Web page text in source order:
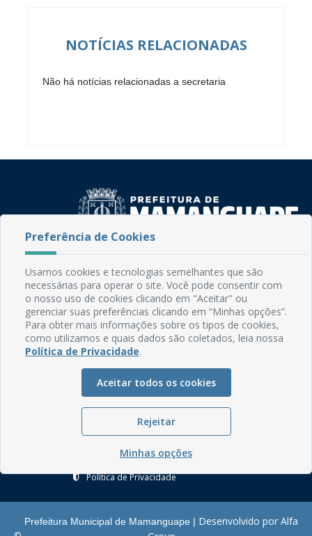
NOTÍCIAS RELACIONADAS
Não há notícias relacionadas a secretaria
CEP: 58.280-000 - Mamanguape/PB
Fone: (83) 3292-2246
Email: comunicacao@mamanguape.pb.gov.br
Expediente: Segunda à Sexta, das 08h às 13h
Mapa do Site
Ouvidoria
Serviços Internos
Política de Privacidade
Prefeitura Municipal de Mamanguape | Desenvolvido por Alfa
Preferência de Cookies
Usamos cookies e tecnologias semelhantes que são
necessárias para operar o site. Você pode consentir com
o nosso uso de cookies clicando em "Aceitar" ou
gerenciar suas preferências clicando em “Minhas opções”.
Para obter mais informações sobre os tipos de cookies,
como utilizamos e quais dados são coletados, leia nossa
Política de Privacidade.
Aceitar todos os cookies
Rejeitar
Minhas opções